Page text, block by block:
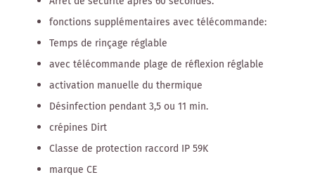
fonctions supplémentaires avec télécommande:
Temps de rinçage réglable
avec télécommande plage de réflexion réglable
activation manuelle du thermique
Désinfection pendant 3,5 ou 11 min.
crépines Dirt
Classe de protection raccord IP 59K
marque CE